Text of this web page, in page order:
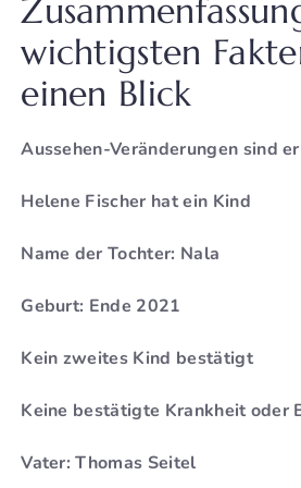
wichtigsten
einen Blick
Aussehen-Veränderungen sind
Helene Fischer hat ein Kind
Name der Tochter: Nala
Geburt: Ende 2021
Kein zweites Kind bestätigt
Keine bestätigte Krankheit oder
Vater: Thomas Seitel